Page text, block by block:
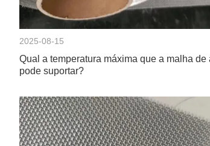
2025-08-15
Qual a temperatura máxima que a malha de
pode suportar?